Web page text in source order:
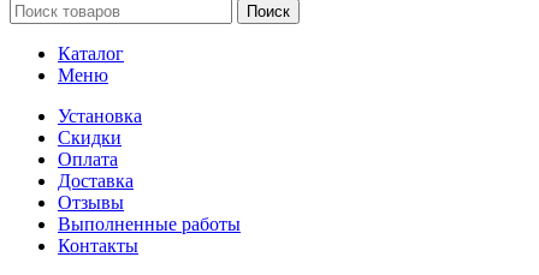
Поиск
Каталог
Меню
Установка
Скидки
Оплата
Доставка
Отзывы
Выполненные работы
Контакты